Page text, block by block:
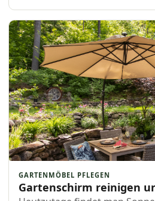
Gartensets bis zu luxuriösen
Edelstahl pflegeleicht ist, ist
wartungsfrei. Möchtest du
Edelstahlgartenmöbel am
weiter und entdecke unsere
Pflegetipps!
GARTENMÖBEL PFLEGEN
Gartenschirm reinigen